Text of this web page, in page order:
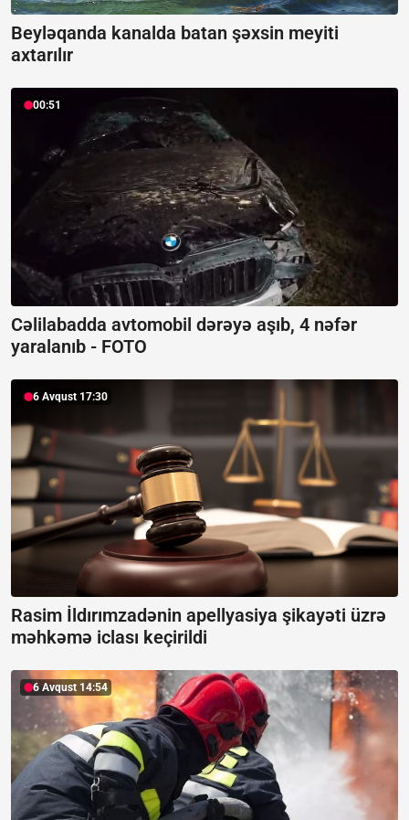
Beyləqanda kanalda batan şəxsin meyiti
axtarılır
00:51
Cəlilabadda avtomobil dərəyə aşıb, 4 nəfər
yaralanıb - FOTO
6 Avqust 17:30
Rasim İldırımzadənin apellyasiya şikayəti üzrə
məhkəmə iclası keçirildi
6 Avqust 14:54